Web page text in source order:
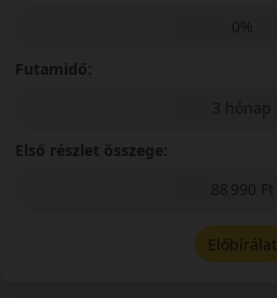
0%
Futamidő:
3 hónap
Első részlet összege:
88 990 Ft
Előbírálat